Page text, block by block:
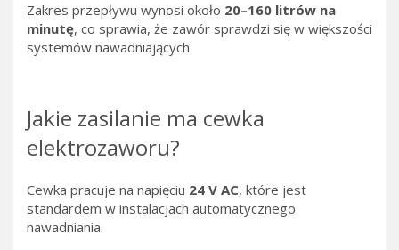
Zakres przepływu wynosi około 20–160 litrów na
minutę, co sprawia, że zawór sprawdzi się w większości
systemów nawadniających.
Jakie zasilanie ma cewka
elektrozaworu?
Cewka pracuje na napięciu 24 V AC, które jest
standardem w instalacjach automatycznego
nawadniania.